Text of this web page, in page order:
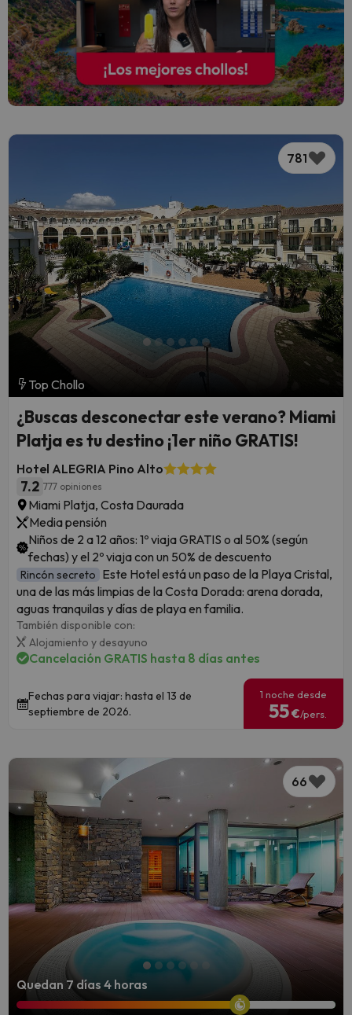
781
Top Chollo
¿Buscas desconectar este verano? Miami
Platja es tu destino ¡1er niño GRATIS!
Hotel ALEGRIA Pino Alto
7.2 777 opiniones
Miami Platja, Costa Daurada
Media pensión
Niños de 2 a 12 años: 1º viaja GRATIS o al 50% (según
fechas) y el 2º viaja con un 50% de descuento
Rincón secreto Este Hotel está un paso de la Playa Cristal,
una de las más limpias de la Costa Dorada: arena dorada,
aguas tranquilas y días de playa en familia.
También disponible con:
Alojamiento y desayuno
Cancelación GRATIS hasta 8 días antes
Fechas para viajar: hasta el 13 de
septiembre de 2026.
1 noche desde
55€/pers.
66
Quedan 7 días 4 horas